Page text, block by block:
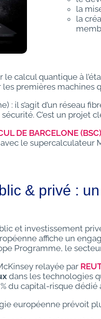
la
la
le calcul quantique à
premières machines
: il s’agit d’un réseau
C’est un projet
DE BARCELONE (BSC)
le supercalculateur
& privé :
et investissement
affiche un
Programme, le
relayée par
dans les technologies
du capital-risque dédié
européenne prévoit